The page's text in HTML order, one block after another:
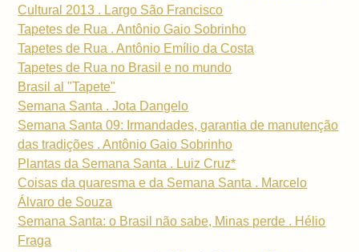
Cultural 2013 . Largo São Francisco
Tapetes de Rua . Antônio Gaio Sobrinho
Tapetes de Rua . Antônio Emílio da Costa
Tapetes de Rua no Brasil e no mundo
Brasil al "Tapete"
Semana Santa . Jota Dangelo
Semana Santa 09: Irmandades, garantia de manutenção
das tradições . Antônio Gaio Sobrinho
Plantas da Semana Santa . Luiz Cruz*
Coisas da quaresma e da Semana Santa . Marcelo
Álvaro de Souza
Semana Santa: o Brasil não sabe, Minas perde . Hélio
Fraga